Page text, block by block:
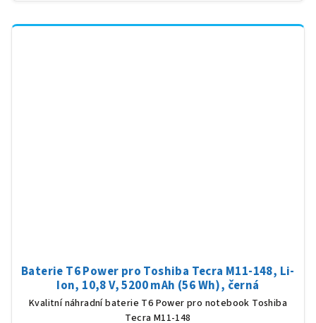
Baterie T6 Power pro Toshiba Tecra M11-148, Li-
Ion, 10,8 V, 5200 mAh (56 Wh), černá
Kvalitní náhradní baterie T6 Power pro notebook Toshiba
Tecra M11-148